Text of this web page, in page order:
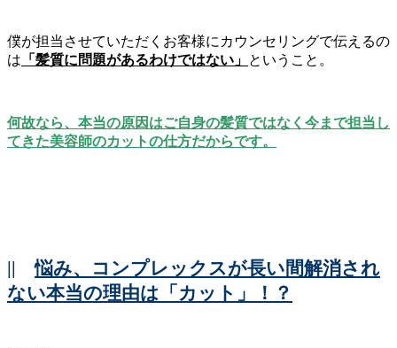
僕が担当させていただくお客様にカウンセリングで伝えるの
は 「髪質に問題があるわけではない」 ということ。
何故なら、本当の原因はご自身の髪質ではなく今まで担当し
てきた美容師のカットの仕方だからです。
||悩み、コンプレックスが長い間解消され
ない本当の理由は「カット」！？